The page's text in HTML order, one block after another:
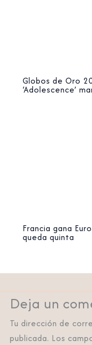
Globos de Oro
‘Adolescence’
Francia gana
queda quinta
Deja un
Tu dirección de
publicada. Los